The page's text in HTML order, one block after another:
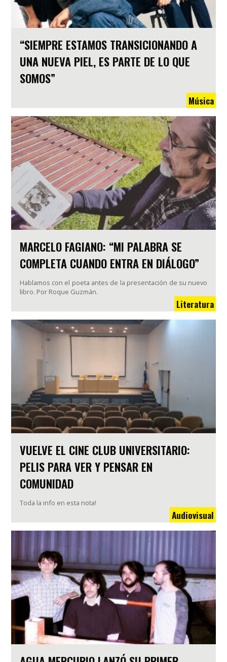
“SIEMPRE ESTAMOS TRANSICIONANDO A
UNA NUEVA PIEL, ES PARTE DE LO QUE
SOMOS”
Música
MARCELO FAGIANO: “MI PALABRA SE
COMPLETA CUANDO ENTRA EN DIÁLOGO”
Hablamos con el poeta antes de la presentación de su nuevo
libro. Por Roque Guzmán.
Literatura
VUELVE EL CINE CLUB UNIVERSITARIO:
PELIS PARA VER Y PENSAR EN
COMUNIDAD
Toda la info en esta nota!
Audiovisual